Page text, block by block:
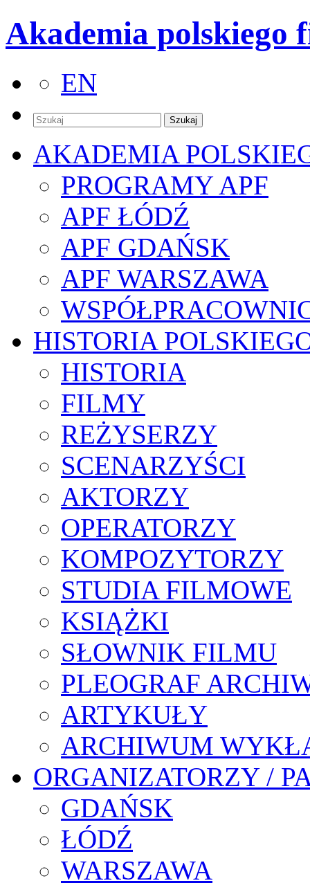
Akademia polskiego
EN
AKADEMIA
PROGRAMY APF
APF ŁÓDŹ
APF GDAŃSK
APF WARSZAWA
HISTORIA
HISTORIA
FILMY
REŻYSERZY
SCENARZYŚCI
AKTORZY
OPERATORZY
KOMPOZYTORZY
STUDIA FILMOWE
KSIĄŻKI
SŁOWNIK FILMU
PLEOGRAF
ARTYKUŁY
ARCHIWUM
ORGANIZATORZY /
GDAŃSK
ŁÓDŹ
WARSZAWA